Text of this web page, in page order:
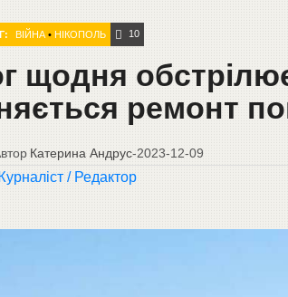
ВІЙНА• НІКОПОЛЬ 10
щодня
ремонт
Катерина Андрус-2023-12-09
/ Редактор